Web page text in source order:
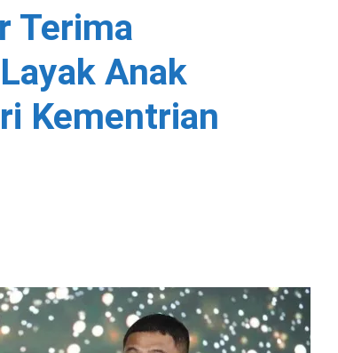
Terima
Anak
Kementrian